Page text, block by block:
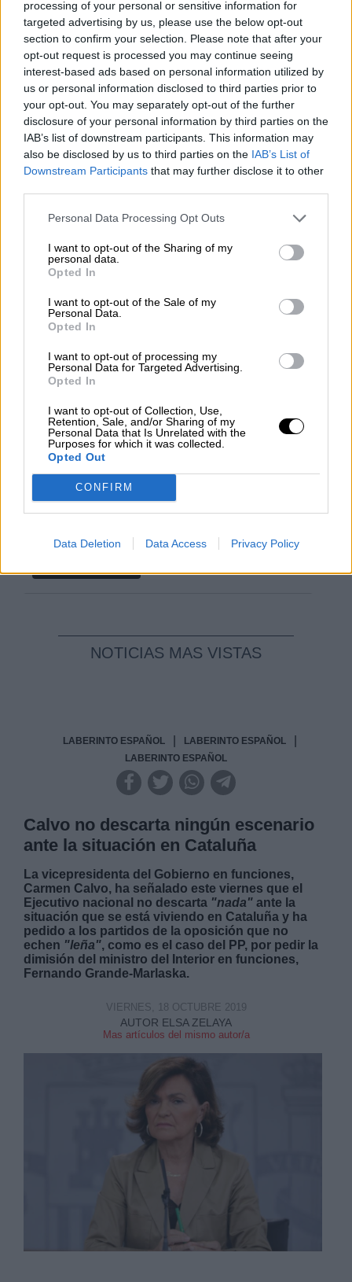
processing of your personal or sensitive information for
targeted advertising by us, please use the below opt-out
section to confirm your selection. Please note that after your
opt-out request is processed you may continue seeing
interest-based ads based on personal information utilized by
us or personal information disclosed to third parties prior to
your opt-out. You may separately opt-out of the further
disclosure of your personal information by third parties on the
IAB’s list of downstream participants. This information may
also be disclosed by us to third parties on the IAB’s List of
Downstream Participants that may further disclose it to other
Personal Data Processing Opt Outs
I want to opt-out of the Sharing of my
personal data.
Opted In
I want to opt-out of the Sale of my
Personal Data.
Opted In
I want to opt-out of processing my
Personal Data for Targeted Advertising.
Opted In
I want to opt-out of Collection, Use,
Retention, Sale, and/or Sharing of my
Personal Data that Is Unrelated with the
Purposes for which it was collected.
Opted Out
CONFIRM
Data Deletion Data Access Privacy Policy
OPINIONES DIVERSAS
¿La ciudadanía de Occidente
es consciente del riesgo de
una tercera guerra mundial?
Por Álvaro Frutos Rosado y Gabinete
Por María Comesaña
Votantes y votados
Por
El Conflicto de Oriente Medio:
Un Nuevo Orden Autoritario
en Construcción
Por Álvaro Frutos Rosado y Gabinete
Geopolítica de Crisis
Reconquista leonesa
Por Carlos Miranda
Clara Campoamor: Mi sueño,
mi pesadilla
Por María Pérez Herrero
NOTICIAS MAS VISTAS
LABERINTO ESPAÑOL LABERINTO ESPAÑOL
LABERINTO ESPAÑOL
Calvo no descarta ningún escenario
ante la situación en Cataluña
La vicepresidenta del Gobierno en funciones,
Carmen Calvo, ha señalado este viernes que el
Ejecutivo nacional no descarta "nada" ante la
situación que se está viviendo en Cataluña y ha
pedido a los partidos de la oposición que no
echen "leña", como es el caso del PP, por pedir la
dimisión del ministro del Interior en funciones,
Fernando Grande-Marlaska.
AUTOR ELSA ZELAYA
Mas artículos del mismo autor/a
VIERNES, 18 OCTUBRE 2019